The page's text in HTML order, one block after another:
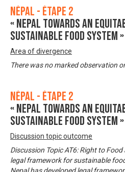
Népal - Étape 2
« Nepal towards an
sustainable food system »
Area of divergence
There was no marked observation
Népal - Étape 2
« Nepal towards an
sustainable food system »
Discussion topic outcome
Discussion Topic AT6: Right to
legal framework for sustainable
Nepal has developed legal